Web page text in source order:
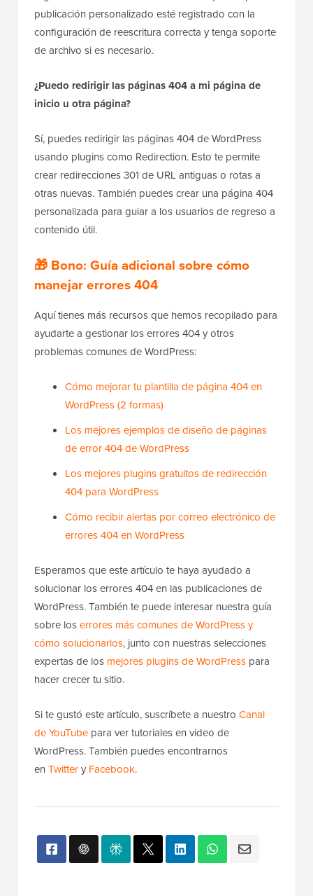
publicación personalizado esté registrado con la
configuración de reescritura correcta y tenga soporte
de archivo si es necesario.
¿Puedo redirigir las páginas 404 a mi página de
inicio u otra página?
Sí, puedes redirigir las páginas 404 de WordPress
usando plugins como Redirection. Esto te permite
crear redirecciones 301 de URL antiguas o rotas a
otras nuevas. También puedes crear una página 404
personalizada para guiar a los usuarios de regreso a
contenido útil.
🎁 Bono: Guía adicional sobre cómo
manejar errores 404
Aquí tienes más recursos que hemos recopilado para
ayudarte a gestionar los errores 404 y otros
problemas comunes de WordPress:
Cómo mejorar tu plantilla de página 404 en
WordPress (2 formas)
Los mejores ejemplos de diseño de páginas
de error 404 de WordPress
Los mejores plugins gratuitos de redirección
404 para WordPress
Cómo recibir alertas por correo electrónico de
errores 404 en WordPress
Esperamos que este artículo te haya ayudado a
solucionar los errores 404 en las publicaciones de
WordPress. También te puede interesar nuestra guía
sobre loserrores más comunes de WordPress y
cómo solucionarlos, junto con nuestras selecciones
expertas de los mejores plugins de WordPress para
hacer crecer tu sitio.
Si te gustó este artículo, suscríbete a nuestro Canal
de YouTube para ver tutoriales en video de
WordPress. También puedes encontrarnos
en Twittery Facebook.